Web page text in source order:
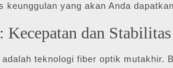
yang akan Anda
Kecepatan dan
adalah teknologi fiber optik mutakhir.